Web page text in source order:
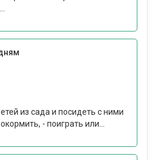
из сада и посидеть с ними
- поиграть или...